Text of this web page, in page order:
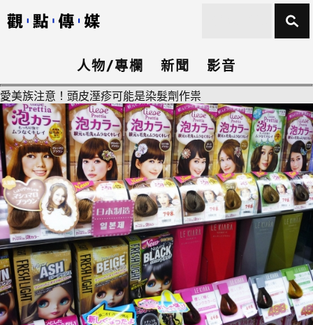
人物/專欄 新聞 影音
愛美族注意！頭皮溼疹可能是染髮劑作祟